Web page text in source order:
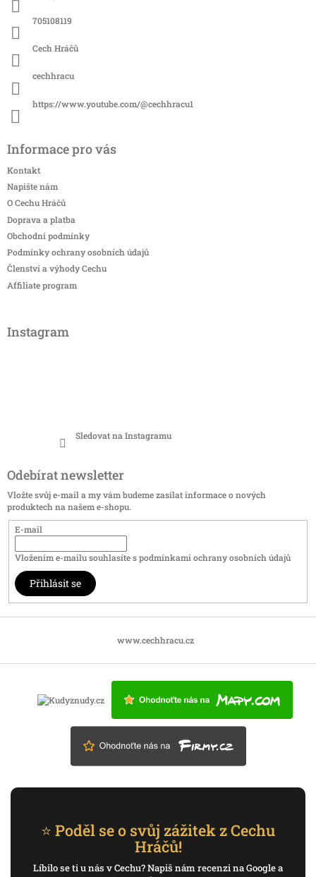
705108119
Cech Hráčů
cechhracu
https://www.youtube.com/@cechhracu1
Informace pro vás
Kontakt
Napište nám
O Cechu Hráčů
Doprava a platba
Obchodní podmínky
Podmínky ochrany osobních údajů
Členství a výhody Cechu
Affiliate program
Instagram
Sledovat na Instagramu
Odebírat newsletter
Vložte svůj e-mail a my vám budeme zasílat informace o nových
produktech na našem e-shopu.
E-mail
Vložením e-mailu souhlasíte spodmínkami ochrany osobních údajů
Přihlásit se
www.cechhracu.cz
⭐ Poděl se o svůj zážitek z Cechu
Hráčů!
Líbilo se ti u nás v Cechu? Napiš nám recenzi na Google a